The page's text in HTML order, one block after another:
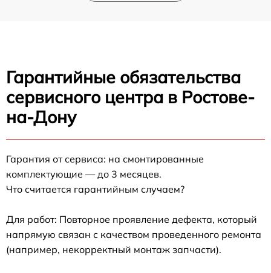
Гарантийные обязательства
сервисного центра в Ростове-
на-Дону
Гарантия от сервиса: на смонтированные
комплектующие — до 3 месяцев.
Что считается гарантийным случаем?
Для работ: Повторное проявление дефекта, который
напрямую связан с качеством проведенного ремонта
(например, некорректный монтаж запчасти).